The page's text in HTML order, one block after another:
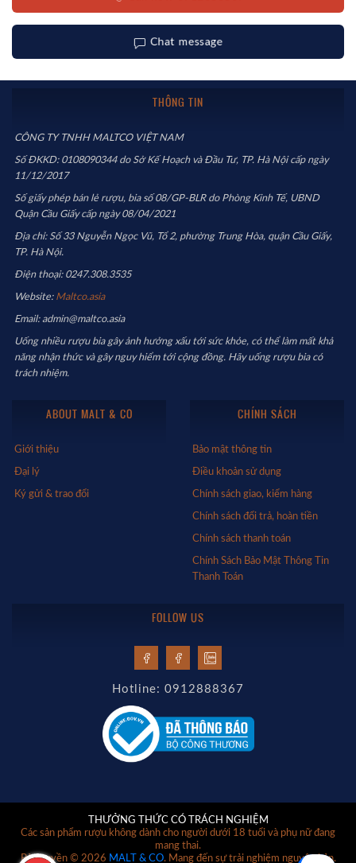
Chat message
THÔNG TIN
CÔNG TY TNHH MALTCO VIỆT NAM
Số ĐKKD: 0108090344 do Sở Kế Hoạch và Đầu Tư, TP. Hà Nội cấp ngày
11/12/2017
Số giấy phép bán lẻ rượu, bia số 08/GP-BLR do Phòng Kinh Tế, UBND
Quận Cầu Giấy cấp ngày 08/04/2021
Địa chỉ: Số 33 Nguyễn Ngọc Vũ, Tổ 2, phường Trung Hòa, quận Cầu Giấy,
TP. Hà Nội.
Điện thoại: 0247.308.3535
Website: Maltco.asia
Email: admin@maltco.asia
Uống nhiều rượu bia gây ảnh hưởng xấu tới sức khỏe, có thể làm mất khả
năng nhận thức và gây nguy hiểm tới cộng đồng. Hãy uống rượu bia có
trách nhiệm.
ABOUT MALT & CO
Giới thiệu
Đại lý
Ký gửi & trao đổi
CHÍNH SÁCH
Bảo mật thông tin
Điều khoản sử dụng
Chính sách giao, kiểm hàng
Chính sách đổi trả, hoàn tiền
Chính sách thanh toán
Chính Sách Bảo Mật Thông Tin
Thanh Toán
FOLLOW US
Hotline: 0912888367
THƯỞNG THỨC CÓ TRÁCH NGHIỆM
Các sản phẩm rượu không dành cho người dưới 18 tuổi và phụ nữ đang
mang thai.
Bản quyền © 2026 MALT & CO. Mang đến sự trải nghiệm nguyên bản.